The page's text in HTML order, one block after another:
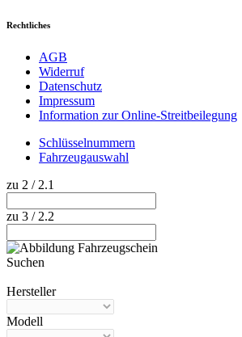
Rechtliches
AGB
Widerruf
Datenschutz
Impressum
Information zur Online-Streitbeilegung
Schlüsselnummern
Fahrzeugauswahl
zu 2 / 2.1
zu 3 / 2.2
Suchen
Hersteller
Modell